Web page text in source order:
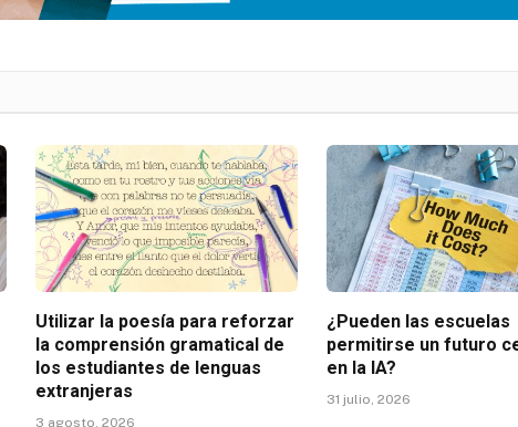
Utilizar la poesía para reforzar
la comprensión gramatical de
los estudiantes de lenguas
extranjeras
3 agosto, 2026
¿Pueden las escuelas
permitirse un futuro
en la IA?
31 julio, 2026